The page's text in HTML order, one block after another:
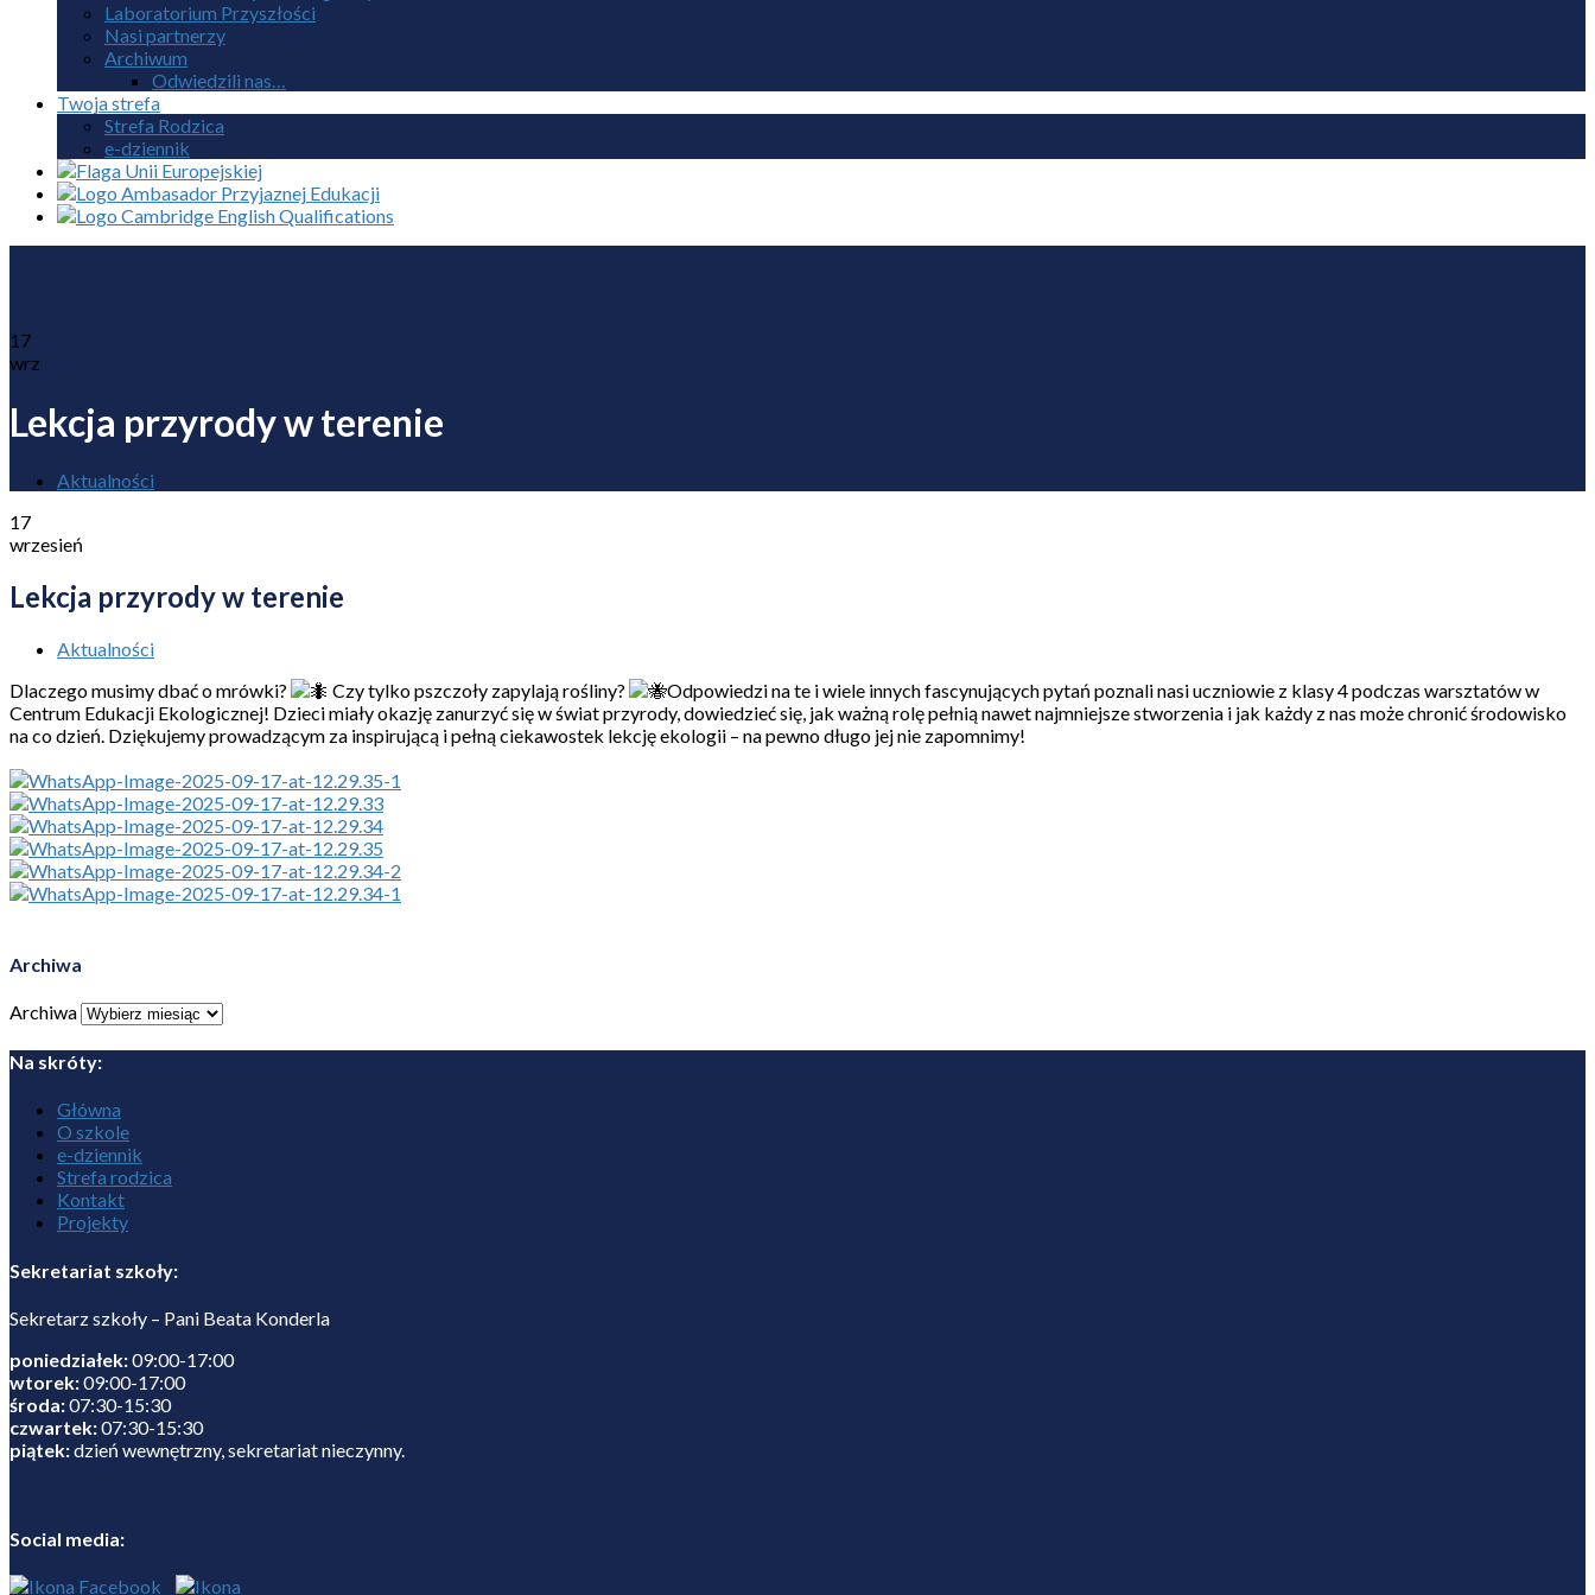
Laboratorium Przyszłości
Nasi partnerzy
Archiwum
Odwiedzili nas…
Twoja strefa
Strefa Rodzica
e-dziennik
17
wrz
Lekcja przyrody w terenie
Aktualności
17
wrzesień
Lekcja przyrody w terenie
Aktualności
Dlaczego musimy dbać o mrówki?
Czy tylko pszczoły zapylają rośliny?
Odpowiedzi na te i wiele innych fascynujących pytań poznali nasi uczniowie z klasy 4 podczas warsztatów w
Centrum Edukacji Ekologicznej! Dzieci miały okazję zanurzyć się w świat przyrody, dowiedzieć się, jak ważną rolę pełnią nawet najmniejsze stworzenia i jak każdy z nas może chronić środowisko
na co dzień. Dziękujemy prowadzącym za inspirującą i pełną ciekawostek lekcję ekologii – na pewno długo jej nie zapomnimy!
Archiwa
Archiwa
Na skróty:
Główna
O szkole
e-dziennik
Strefa rodzica
Kontakt
Projekty
Sekretariat szkoły:
Sekretarz szkoły – Pani Beata Konderla
poniedziałek:09:00-17:00
wtorek:09:00-17:00
środa:07:30-15:30
czwartek:07:30-15:30
piątek:dzień wewnętrzny, sekretariat nieczynny.
Social media: